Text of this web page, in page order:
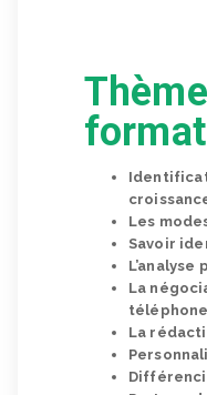
Les
Savoir
La
La